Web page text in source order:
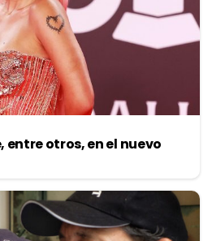
entre otros, en el nuevo